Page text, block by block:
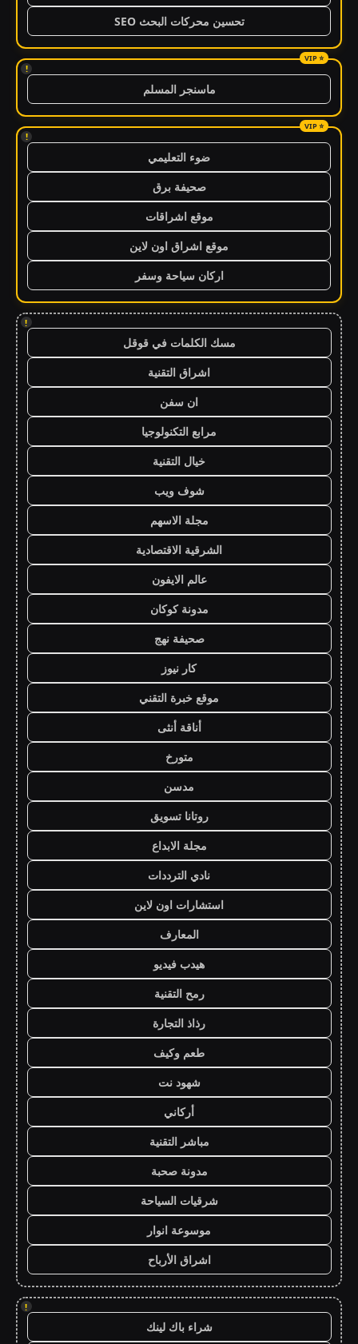
تحسين محركات البحث SEO
!
ماسنجر المسلم
!
ضوء التعليمي
صحيفة برق
موقع اشراقات
موقع اشراق اون لاين
اركان سياحة وسفر
!
مسك الكلمات في قوقل
اشراق التقنية
ان سفن
مرابع التكنولوجيا
خيال التقنية
شوف ويب
مجلة الاسهم
الشرقية الاقتصادية
عالم الايفون
مدونة كوكان
صحيفة نهج
كار نيوز
موقع خبرة التقني
أناقة أنثى
متورخ
مدسن
روتانا تسويق
مجلة الابداع
نادي الترددات
استشارات اون لاين
المعارف
هيدب فيديو
رمح التقنية
رذاذ التجارة
طعم وكيف
شهود نت
أركاني
مباشر التقنية
مدونة صحبة
شرقيات السياحة
موسوعة انوار
اشراق الأرباح
!
شراء باك لينك